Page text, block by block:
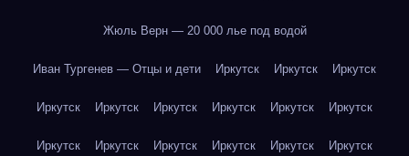
Жюль Верн — 20 000 лье под водой
Иван Тургенев — Отцы и дети Иркутск Иркутск Иркутск
Иркутск Иркутск Иркутск Иркутск Иркутск Иркутск
Иркутск Иркутск Иркутск Иркутск Иркутск Иркутск